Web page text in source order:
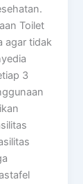
Toilet
agar tidak
3